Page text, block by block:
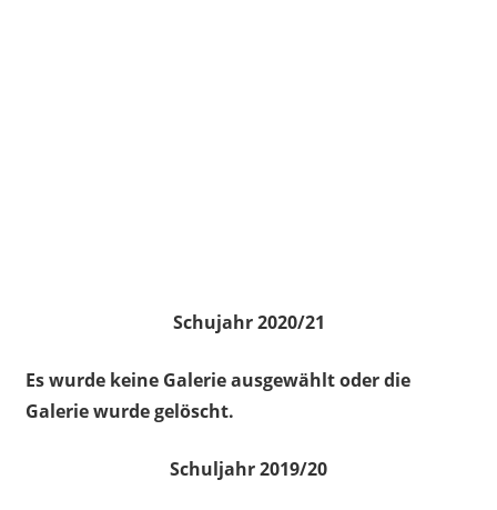
Schujahr 2020/21
Es wurde keine Galerie ausgewählt oder die
Galerie wurde gelöscht.
Schuljahr 2019/20